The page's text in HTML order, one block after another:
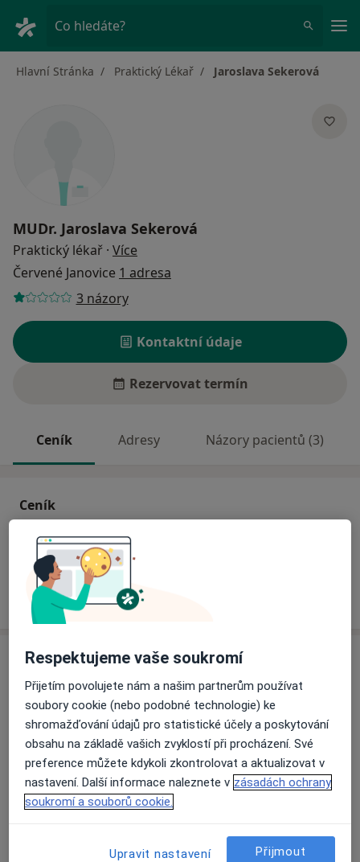
Co hledáte?
Hlavní Stránka Praktický Lékař Jaroslava Sekerová
MUDr. Jaroslava Sekerová
Praktický lékař · Více
Červené Janovice 1 adresa
3 názory
Kontaktní údaje
Rezervovat termín
Ceník Adresy Názory pacientů (3)
Ceník
Informace o službách a cenách nejsou k dispozici
Tento specialista ještě nepřidával žádné informace o
Adresa
Ordinace PL pro dospělé
Červené Janovice 28542
Přiblížit mapuse otevře v nové záložce
Dostupnost
Na této adrese online kalendář není aktivní
Respektujeme vaše soukromí
Přijetím povolujete nám a našim partnerům používat
soubory cookie (nebo podobné technologie) ke
shromažďování údajů pro statistické účely a poskytování
obsahu na základě vašich zvyklostí při procházení. Své
preference můžete kdykoli zkontrolovat a aktualizovat v
nastavení. Další informace naleznete v zásadách ochrany
soukromí a souborů cookie.
Upravit nastavení Přijmout